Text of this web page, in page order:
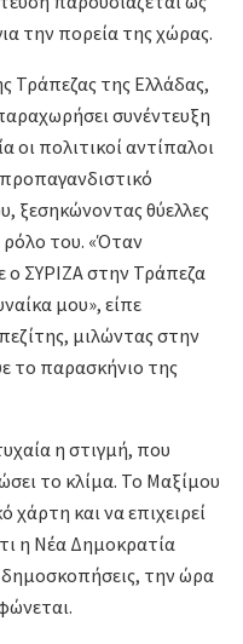
την πορεία της χώρας.
Τράπεζας της Ελλάδας,
συνέντευξη
οι πολιτικοί αντίπαλοι
ξεσηκώνοντας θύελλες
ρόλο του. «Όταν
ο ΣΥΡΙΖΑ στην Τράπεζα
μου», είπε
μιλώντας στην
το παρασκήνιο της
η στιγμή, που
το κλίμα. Το Μαξίμου
χάρτη και να επιχειρεί
η Νέα Δημοκρατία
την ώρα